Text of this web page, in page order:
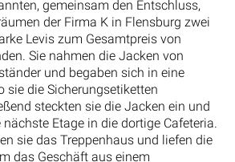
gemeinsam den Entschluss,
der Firma K in Flensburg zwei
Levis zum Gesamtpreis von
Sie nahmen die Jacken von
und begaben sich in eine
sie die Sicherungsetiketten
steckten sie die Jacken ein und
Etage in die dortige Cafeteria.
sie das Treppenhaus und liefen die
das Geschäft aus einem